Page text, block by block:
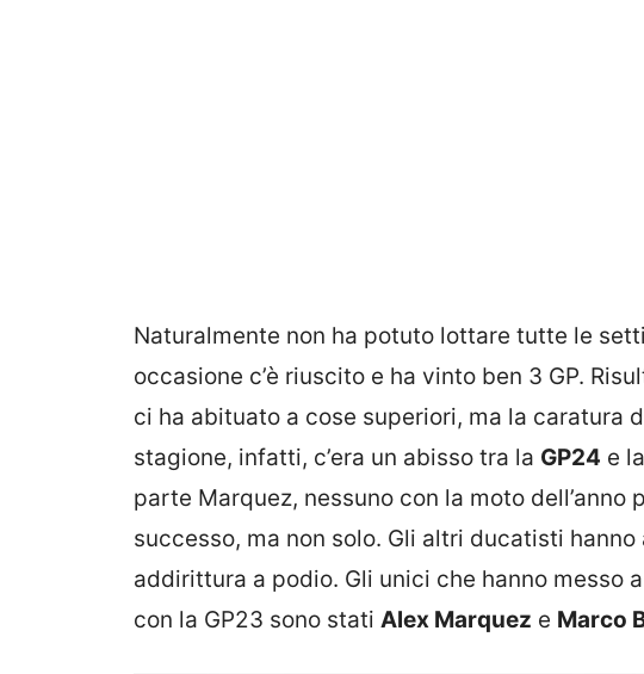
Naturalmente non ha potuto lottare tutte le
occasione c’è riuscito e ha vinto ben 3 GP.
ci ha abituato a cose superiori, ma la caratura
stagione, infatti, c’era un abisso tra la GP24 e la
parte Marquez, nessuno con la moto
successo, ma non solo. Gli altri ducatisti
addirittura a podio. Gli unici che hanno messo
con la GP23 sono stati Alex Marquez e Marco